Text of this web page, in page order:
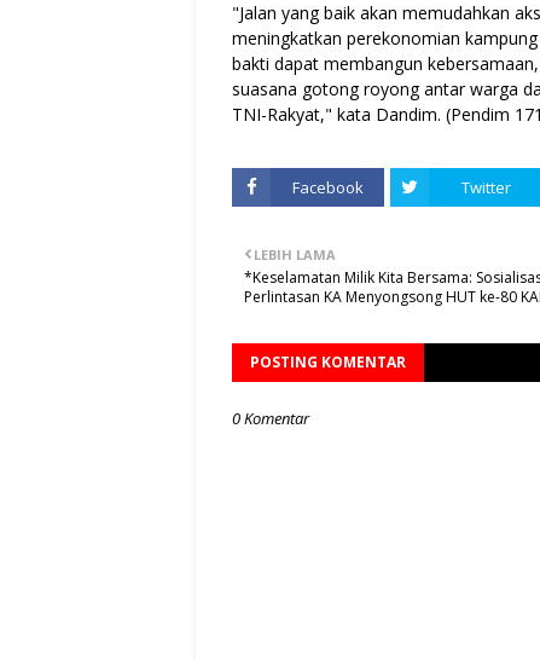
"Jalan yang baik akan memudahkan
meningkatkan perekonomian
bakti dapat membangun
suasana gotong royong antar warga
TNI-Rakyat," kata Dandim. (Pendim
Facebook Twitter
LEBIH LAMA
*Keselamatan Milik Kita Bersama:
Perlintasan KA Menyongsong HUT ke-80
POSTING KOMENTAR
0 Komentar